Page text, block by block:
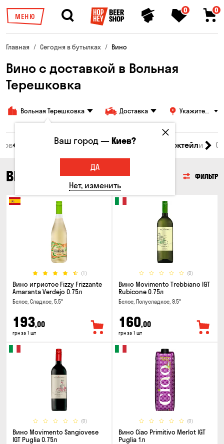
МЕНЮ
0 0
Главная Сегодня в бутылках Вино
Вино с доставкой в Вольная
Терешковка
Вольная Терешковка Доставка
Укажите
Пиво Сидр Вино Виски Коктейли
ВИНО ФИЛЬТР
(1)
Вино игристое Fizzy Frizzante
Amaranta Verdejo 0.75л
Белое, Сладкое, 5.5°
193,00
грн за 1 шт
(0)
Вино Movimento Trebbiano IGT
Rubicone 0.75л
Белое, Полусладкое, 9.5°
160,00
грн за 1 шт
(0)
Вино Movimento Sangiovese
IGT Puglia 0.75л
(0)
Вино Ciao Primitivo Merlot IGT
Puglia 1л
Ваш город —Киев?
ДА
Нет, изменить